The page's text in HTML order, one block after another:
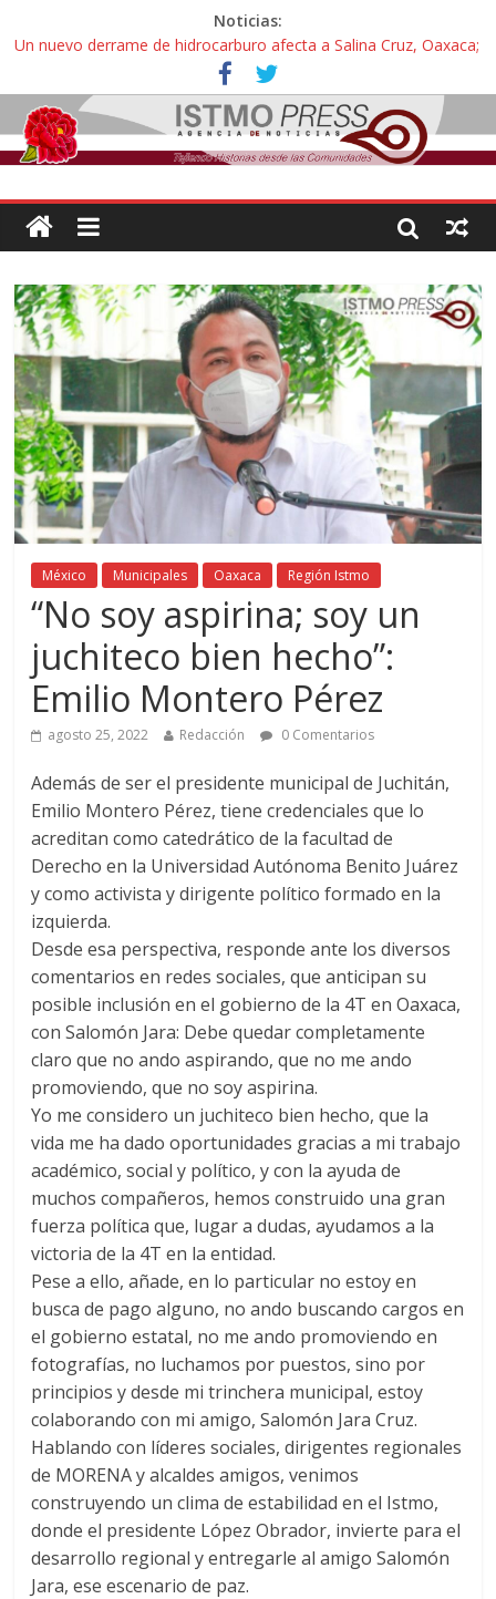
Noticias:
Un nuevo derrame de hidrocarburo afecta a Salina Cruz, Oaxaca;
ahora pescadores de Salinas del Marqués denuncian daños de
Pemex
Ángel, el joven autista expulsado por la Universidad Bienestar de
Ixtepec, Oaxaca vuelve a las aulas tras amparo
Familiares de periodista Alejandro Leyva se reúnen con titular de
intelectuales de su asesinato
Alertan pescadores de Juchitán, Oaxaca de nuevo despojo de su
Pescadores y comuneros ikoots detienen la extracción ilegal de
material pétreo de gravera Oyamel
México Municipales Oaxaca Región Istmo
“No soy aspirina; soy un
juchiteco bien hecho”:
Emilio Montero Pérez
agosto 25, 2022 Redacción 0 Comentarios
Además de ser el presidente municipal de Juchitán,
Emilio Montero Pérez, tiene credenciales que lo
acreditan como catedrático de la facultad de
Derecho en la Universidad Autónoma Benito Juárez
y como activista y dirigente político formado en la
izquierda.
Desde esa perspectiva, responde ante los diversos
comentarios en redes sociales, que anticipan su
posible inclusión en el gobierno de la 4T en Oaxaca,
con Salomón Jara: Debe quedar completamente
claro que no ando aspirando, que no me ando
promoviendo, que no soy aspirina.
Yo me considero un juchiteco bien hecho, que la
vida me ha dado oportunidades gracias a mi trabajo
académico, social y político, y con la ayuda de
muchos compañeros, hemos construido una gran
fuerza política que, lugar a dudas, ayudamos a la
victoria de la 4T en la entidad.
Pese a ello, añade, en lo particular no estoy en
busca de pago alguno, no ando buscando cargos en
el gobierno estatal, no me ando promoviendo en
fotografías, no luchamos por puestos, sino por
principios y desde mi trinchera municipal, estoy
colaborando con mi amigo, Salomón Jara Cruz.
Hablando con líderes sociales, dirigentes regionales
de MORENA y alcaldes amigos, venimos
construyendo un clima de estabilidad en el Istmo,
donde el presidente López Obrador, invierte para el
desarrollo regional y entregarle al amigo Salomón
Jara, ese escenario de paz.